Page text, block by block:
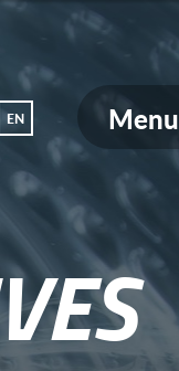
EN Menu